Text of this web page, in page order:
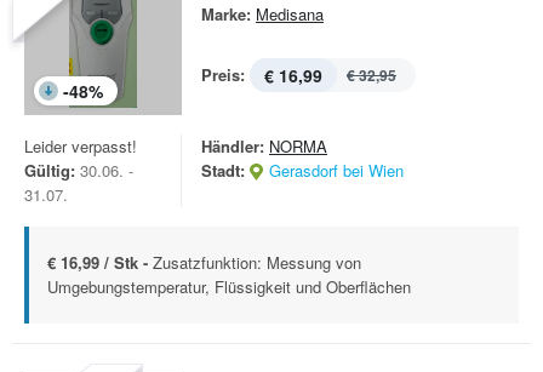
-48%
Marke: Medisana
Preis: € 16,99 € 32,95
Leider verpasst!
Gültig: 30.06. -
31.07.
Händler: NORMA
Stadt:
Gerasdorf bei Wien
€ 16,99 / Stk - Zusatzfunktion: Messung von
Umgebungstemperatur, Flüssigkeit und Oberflächen